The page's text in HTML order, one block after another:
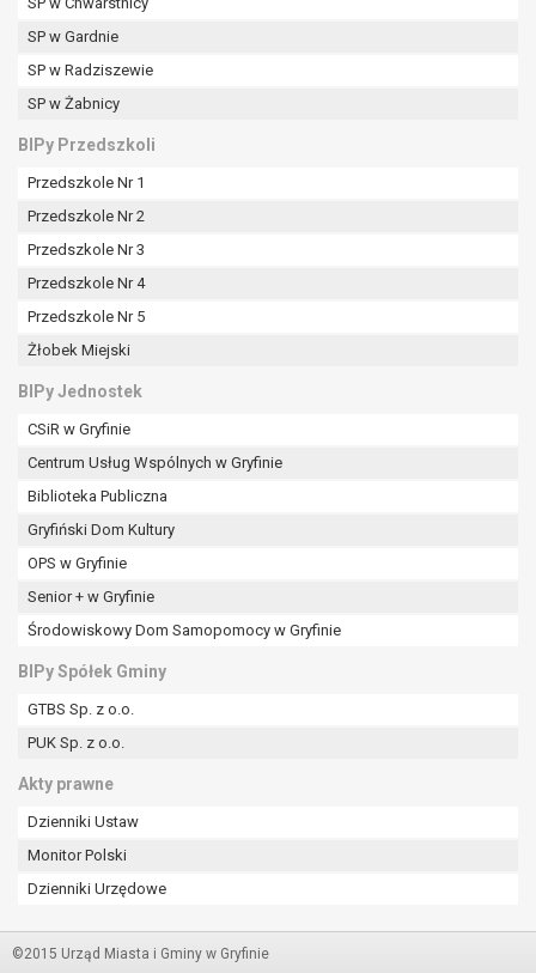
SP w Gardnie
SP w Radziszewie
SP w Żabnicy
BIPy Przedszkoli
Przedszkole Nr 1
Przedszkole Nr 2
Przedszkole Nr 3
Przedszkole Nr 4
Przedszkole Nr 5
Żłobek Miejski
BIPy Jednostek
CSiR w Gryfinie
Centrum Usług Wspólnych w Gryfinie
Biblioteka Publiczna
Gryfiński Dom Kultury
OPS w Gryfinie
Senior + w Gryfinie
Środowiskowy Dom Samopomocy w Gryfinie
BIPy Spółek Gminy
GTBS Sp. z o.o.
PUK Sp. z o.o.
Akty prawne
Dzienniki Ustaw
Monitor Polski
Dzienniki Urzędowe
©2015 Urząd Miasta i Gminy w Gryfinie